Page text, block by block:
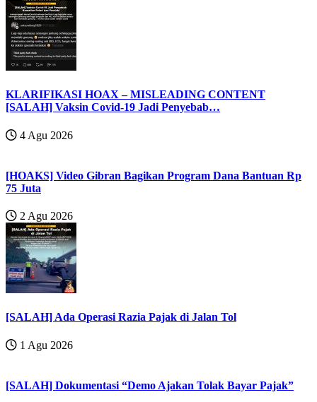
KLARIFIKASI HOAX – MISLEADING CONTENT
[SALAH] Vaksin Covid-19 Jadi Penyebab…
4 Agu 2026
[HOAKS] Video Gibran Bagikan Program Dana Bantuan Rp
75 Juta
2 Agu 2026
[SALAH] Ada Operasi Razia Pajak di Jalan Tol
1 Agu 2026
[SALAH] Dokumentasi “Demo Ajakan Tolak Bayar Pajak”